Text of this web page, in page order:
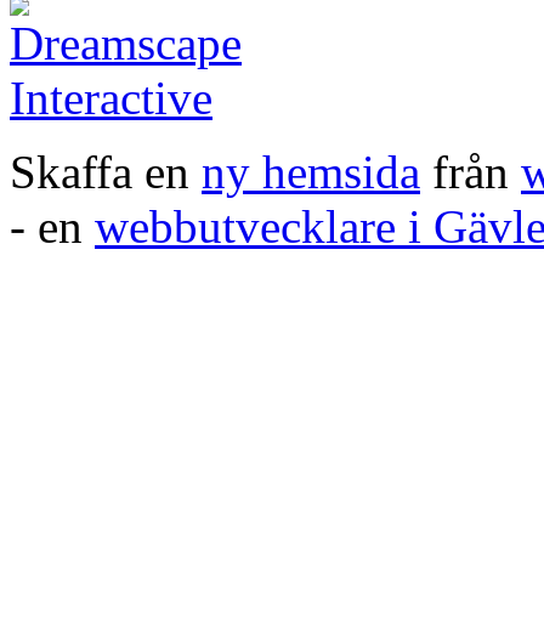
Skaffa en ny hemsida från
- en webbutvecklare i